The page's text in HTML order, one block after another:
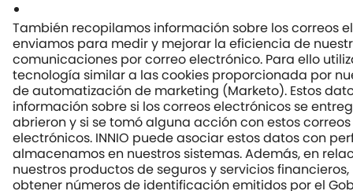
También recopilamos información sobre los correos
enviamos para medir y mejorar la eficiencia de
comunicaciones por correo electrónico. Para ello
tecnología similar a las cookies proporcionada por
de automatización de marketing (Marketo). Estos
información sobre si los correos electrónicos se
abrieron y si se tomó alguna acción con estos correos
electrónicos. INNIO puede asociar estos datos con
almacenamos en nuestros sistemas. Además, en
nuestros productos de seguros y servicios
obtener números de identificación emitidos por el